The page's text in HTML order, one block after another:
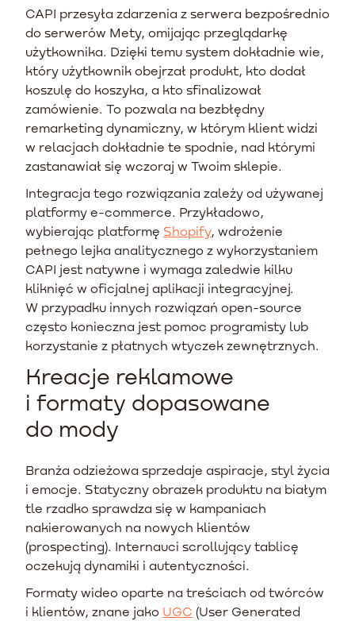
CAPI przesyła zdarzenia z serwera bezpośrednio
do serwerów Mety, omijając przeglądarkę
użytkownika. Dzięki temu system dokładnie wie,
który użytkownik obejrzał produkt, kto dodał
koszulę do koszyka, a kto sfinalizował
zamówienie. To pozwala na bezbłędny
remarketing dynamiczny, w którym klient widzi
w relacjach dokładnie te spodnie, nad którymi
zastanawiał się wczoraj w Twoim sklepie.
Integracja tego rozwiązania zależy od używanej
platformy e-commerce. Przykładowo,
wybierając platformę Shopify, wdrożenie
pełnego lejka analitycznego z wykorzystaniem
CAPI jest natywne i wymaga zaledwie kilku
kliknięć w oficjalnej aplikacji integracyjnej.
W przypadku innych rozwiązań open-source
często konieczna jest pomoc programisty lub
korzystanie z płatnych wtyczek zewnętrznych.
Kreacje reklamowe
i formaty dopasowane
do mody
Branża odzieżowa sprzedaje aspiracje, styl życia
i emocje. Statyczny obrazek produktu na białym
tle rzadko sprawdza się w kampaniach
nakierowanych na nowych klientów
(prospecting). Internauci scrollujący tablicę
oczekują dynamiki i autentyczności.
Formaty wideo oparte na treściach od twórców
i klientów, znane jako UGC (User Generated